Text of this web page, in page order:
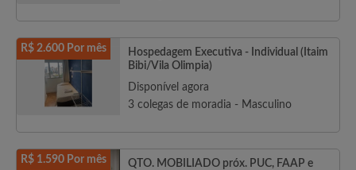
R$ 2.600 Por mês
Hospedagem Executiva - Individual (Itaim
Bibi/Vila Olimpia)
Disponível agora
3 colegas de moradia - Masculino
R$ 1.590 Por mês
QTO. MOBILIADO próx. PUC, FAAP e